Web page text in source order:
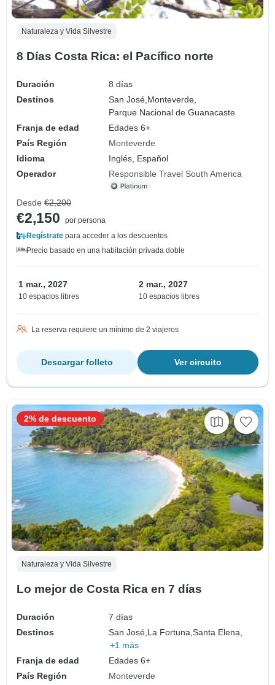
Naturaleza y Vida Silvestre
8 Días Costa Rica: el Pacífico norte
Duración
8 días
Destinos
San José, Monteverde,
Parque Nacional de Guanacaste
Franja de edad
Edades 6+
País Región
Monteverde
Idioma
Inglés, Español
Operador
Responsible Travel South America
Desde €2,200
€2,150
por persona
Regístrate para acceder a los descuentos
Precio basado en una habitación privada doble
1 mar., 2027
10 espacios libres
2 mar., 2027
10 espacios libres
La reserva requiere un mínimo de 2 viajeros
Ver circuito
Descargar folleto
Naturaleza y Vida Silvestre
Lo mejor de Costa Rica en 7 días
Duración
7 días
Destinos
San José, La Fortuna,Santa Elena,
+1 más
Franja de edad
Edades 6+
País Región
Monteverde
2% de descuento